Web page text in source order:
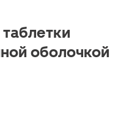
оболочкой